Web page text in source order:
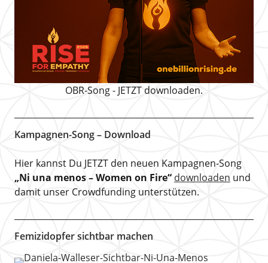
OBR-Song - JETZT downloaden.
Kampagnen-Song – Download
Hier kannst Du JETZT den neuen Kampagnen-Song
„Ni una menos – Women on Fire“ downloaden und
damit unser Crowdfunding unterstützen.
Femizidopfer sichtbar machen